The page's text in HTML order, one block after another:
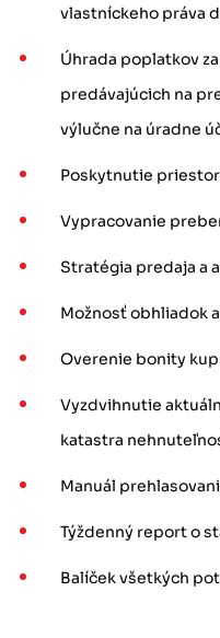
vlastníckeho práva
Úhrada poplatkov
predávajúcich na
výlučne na úradne
Poskytnutie
Vypracovanie
Stratégia predaja a
Možnosť obhliadok
Overenie bonity
Vyzdvihnutie
katastra
Manuál
Týždenný report o
Balíček všetkých